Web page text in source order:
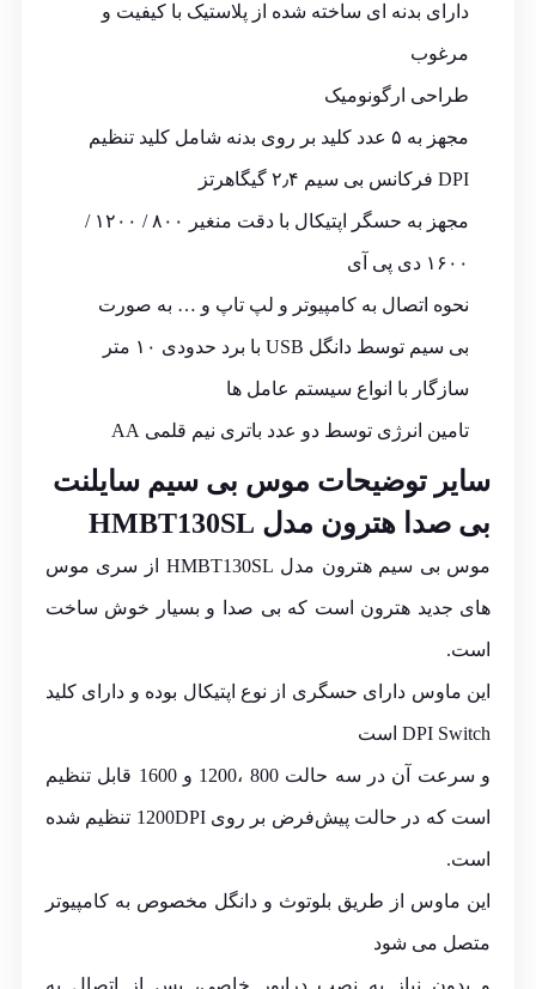
دارای بدنه ای ساخته شده از پلاستیک با کیفیت و
مرغوب
طراحی ارگونومیک
مجهز به ۵ عدد کلید بر روی بدنه شامل کلید تنظیم
DPI فرکانس بی سیم ۲٫۴ گیگاهرتز
مجهز به حسگر اپتیکال با دقت منغیر ۸۰۰ / ۱۲۰۰ /
۱۶۰۰ دی پی آی
نحوه اتصال به کامپیوتر و لپ تاپ و … به صورت
بی سیم توسط دانگل USB با برد حدودی ۱۰ متر
سازگار با انواع سیستم عامل ها
تامین انرژی توسط دو عدد باتری نیم قلمی AA
سایر توضیحات موس بی سیم سایلنت
بی صدا هترون مدل HMBT130SL
موس بی سیم هترون مدل HMBT130SL از سری موس
های جدید هترون است که بی صدا و بسیار خوش‌ ساخت
است.
این ماوس دارای حسگری از نوع اپتیکال بوده و دارای کلید
DPI Switch است
و سرعت آن در سه حالت 800 ،1200 و 1600 قابل تنظیم
است که در حالت پیش‌فرض بر روی 1200DPI تنظیم شده
است.
این ماوس از طریق بلوتوث و دانگل مخصوص به کامپیوتر
متصل می‌ شود